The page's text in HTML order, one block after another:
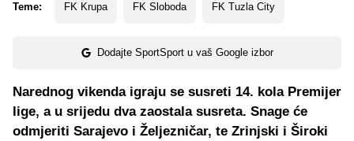
Teme: FK Krupa FK Sloboda FK Tuzla City
Dodajte SportSport u vaš Google izbor
Narednog vikenda igraju se susreti 14. kola Premijer
lige, a u srijedu dva zaostala susreta. Snage će
odmjeriti Sarajevo i Željezničar, te Zrinjski i Široki